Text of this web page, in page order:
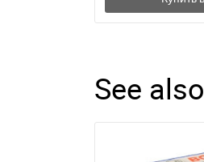
See also